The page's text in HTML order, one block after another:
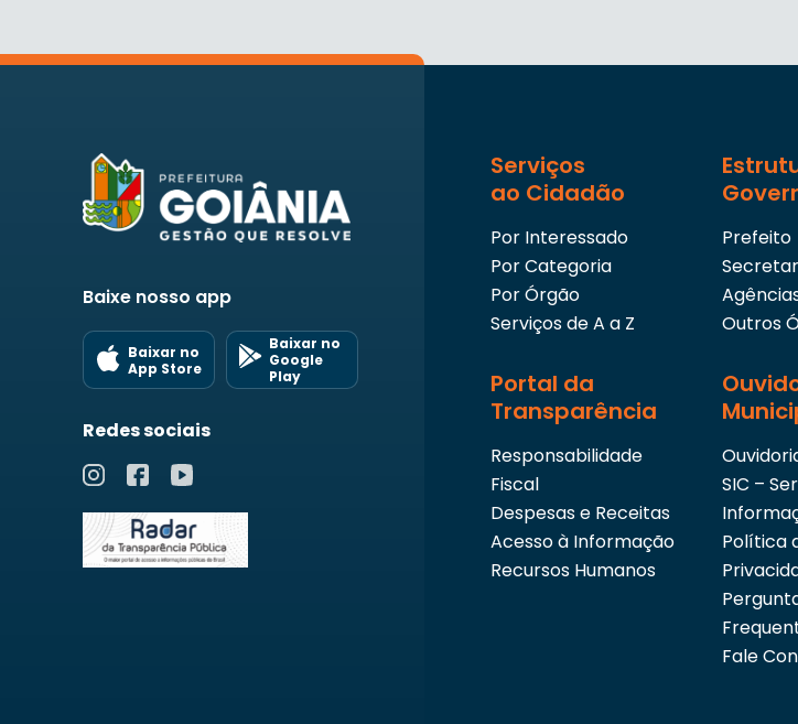
Baixe nosso app
Baixar no
App Store
Baixar no
Google
Play
Redes sociais
Serviços
ao Cidadão
Por Interessado
Por Categoria
Por Órgão
Serviços de A a Z
Prefeito
Outros
Portal da
Transparência
Responsabilidade
Fiscal
Despesas e Receitas
Acesso à Informação
Recursos Humanos
SIC –
Política
Fale